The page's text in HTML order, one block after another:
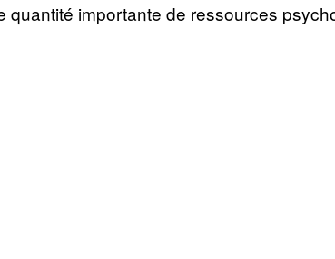
quantité importante de ressources